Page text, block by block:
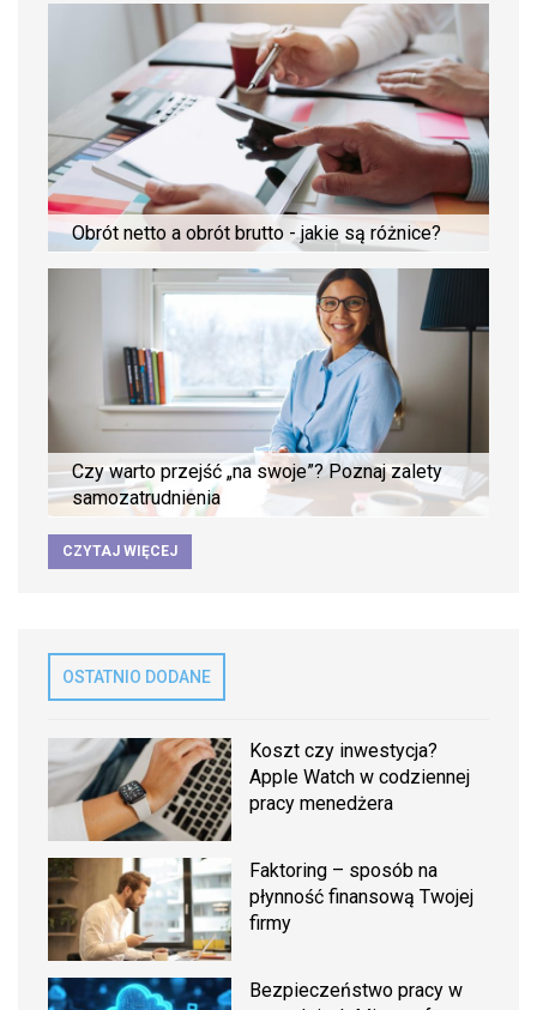
Obrót netto a obrót brutto - jakie są różnice?
Czy warto przejść „na swoje”? Poznaj zalety
samozatrudnienia
CZYTAJ WIĘCEJ
OSTATNIO DODANE
Koszt czy inwestycja?
Apple Watch w codziennej
pracy menedżera
Faktoring – sposób na
płynność finansową Twojej
firmy
Bezpieczeństwo pracy w